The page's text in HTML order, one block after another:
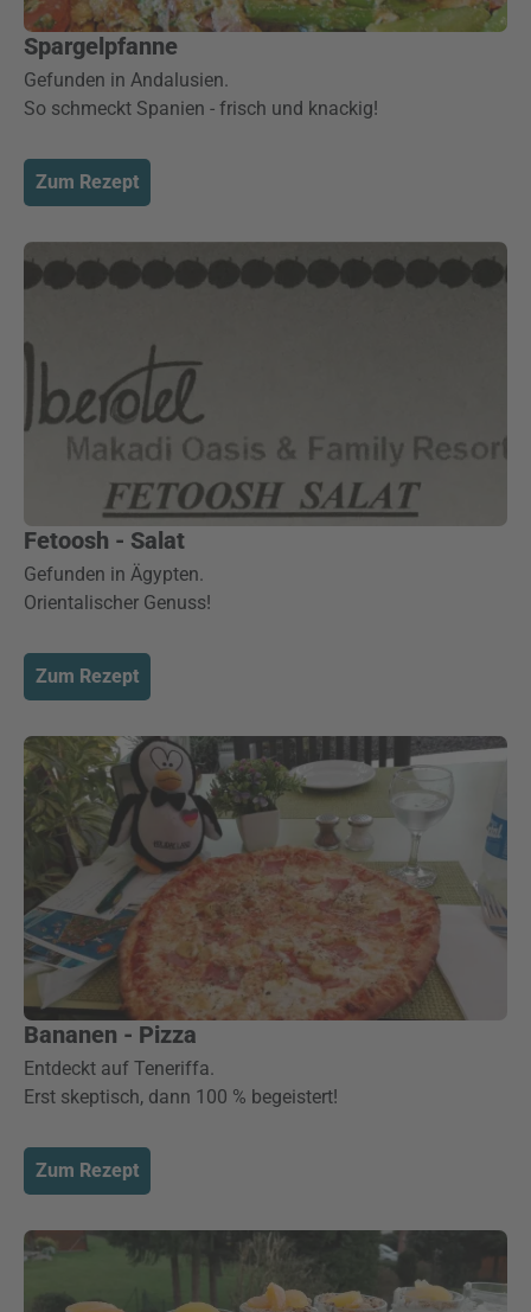
Spargelpfanne
Gefunden in Andalusien.
So schmeckt Spanien - frisch und knackig!
Zum Rezept
Fetoosh - Salat
Gefunden in Ägypten.
Orientalischer Genuss!
Zum Rezept
Bananen - Pizza
Entdeckt auf Teneriffa.
Erst skeptisch, dann 100 % begeistert!
Zum Rezept